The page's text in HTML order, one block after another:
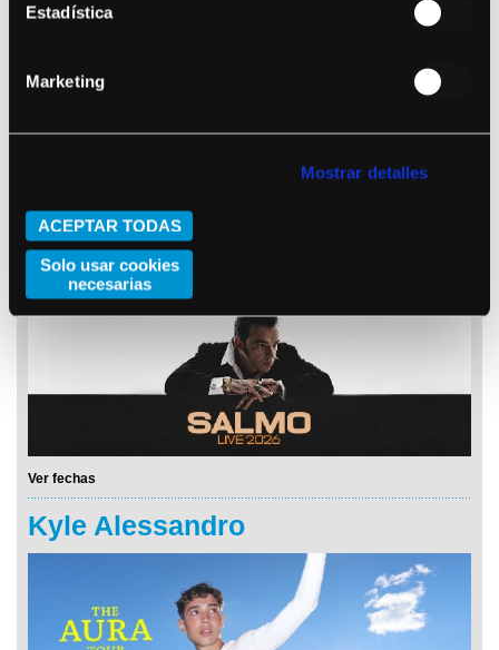
Estadística
Marketing
Mostrar detalles
ACEPTAR TODAS
Solo usar cookies
necesarias
Bryan Adams
Ver fechas
Salmo
Ver fechas
Kyle Alessandro